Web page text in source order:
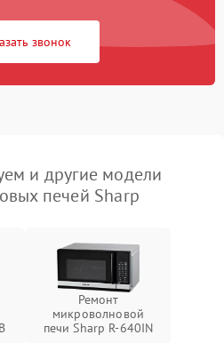
звонок
и другие модели
печей Sharp
Ремонт
микроволновой
печи Sharp R-640IN